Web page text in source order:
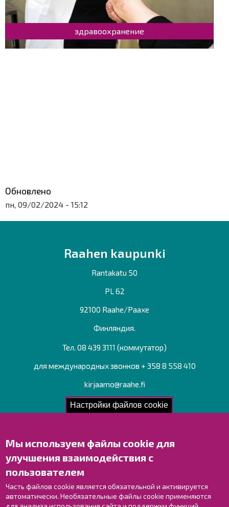
Настройки файлов cookie
Мы используем файлы cookie для
улучшения взаимодействия с
пользователем
Часть файлов cookie является обязательной и активируется
автоматически. Необязательные файлы cookie применяются
здравоохранение
Обновлено
пн, 09/02/2024 - 15:12
Raahen kaupunki
Rantakatu 50
PL 62
92100 Raahe/Раахе
Финляндия.
Тел. 08 439 3111 (коммутатор)
для международных звонков + 358 8 558 410
kirjaamo@raahe.fi
Рег. номер: 1791817-6
Свяжитесь с нами!
Оставьте отзыв
Контактные данные персонала
Карта с указателями